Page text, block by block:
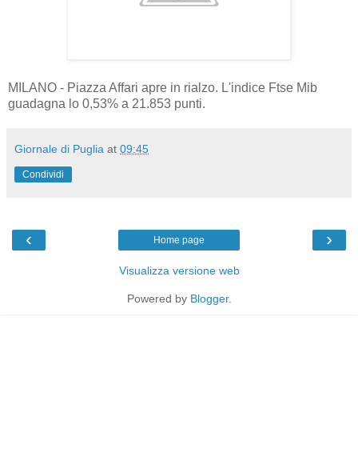
MILANO - Piazza Affari apre in rialzo. L'indice Ftse Mib
guadagna lo 0,53% a 21.853 punti.
Giornale di Puglia at 09:45
Condividi
‹ ›
Home page
Visualizza versione web
Powered by Blogger.